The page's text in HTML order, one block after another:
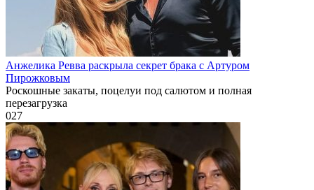
Анжелика Ревва раскрыла секрет брака с Артуром
Пирожковым
Роскошные закаты, поцелуи под салютом и полная
перезагрузка
027